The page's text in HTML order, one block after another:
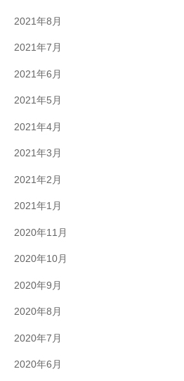
2021年8月
2021年7月
2021年6月
2021年5月
2021年4月
2021年3月
2021年2月
2021年1月
2020年11月
2020年10月
2020年9月
2020年8月
2020年7月
2020年6月